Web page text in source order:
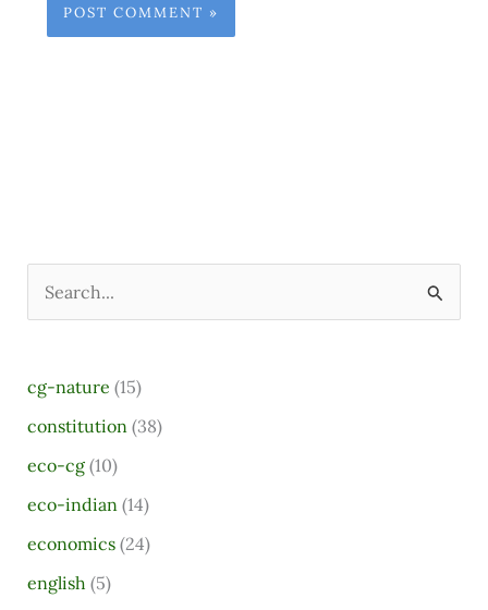
c
h
f
o
r
cg-nature (15)
constitution(38)
eco-cg(10)
eco-indian(14)
economics(24)
english (5)